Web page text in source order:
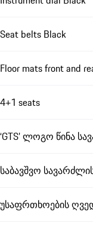
Seat belts Black
Floor mats front and
4+1 seats
‘GTS’ ლოგო წინა
საბავშვო
უსაფრთხოების